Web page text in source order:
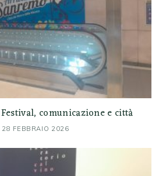
comunicazione e città
28 FEBBRAIO 2026